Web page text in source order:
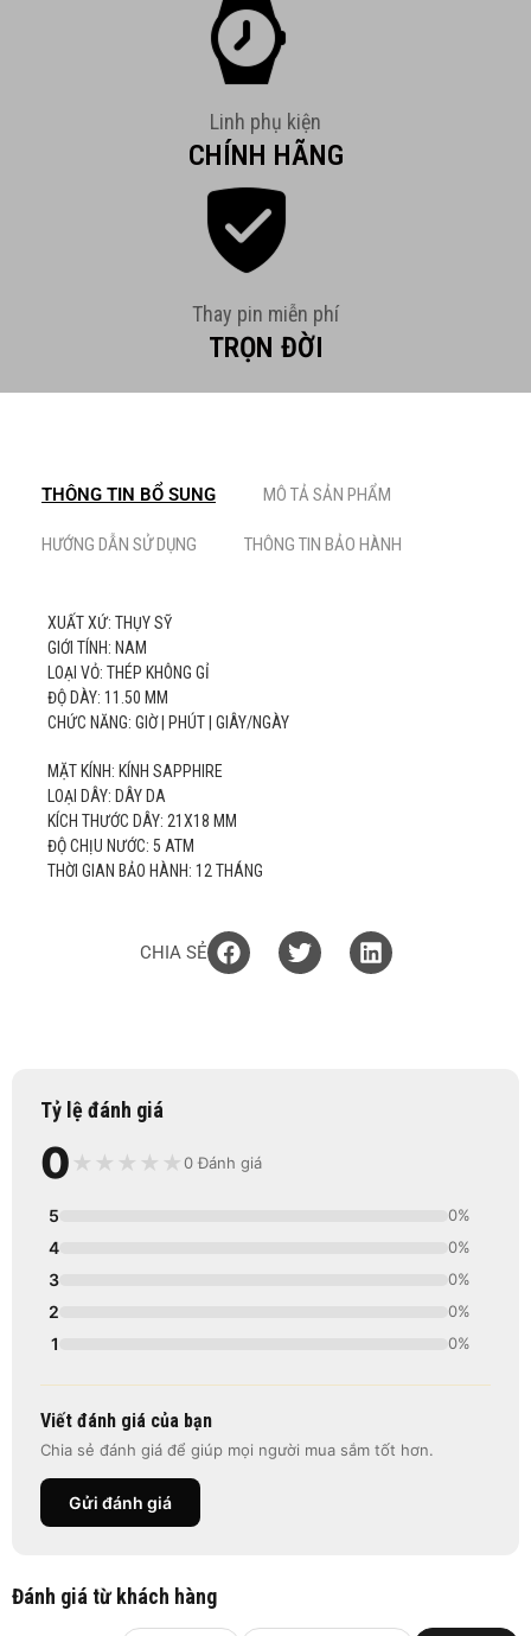
Linh phụ kiện
CHÍNH HÃNG
Thay pin miễn phí
TRỌN ĐỜI
THÔNG TIN BỔ SUNG MÔ TẢ SẢN PHẨM
HƯỚNG DẪN SỬ DỤNG THÔNG TIN BẢO HÀNH
XUẤT XỨ: THỤY SỸ
GIỚI TÍNH: NAM
LOẠI VỎ: THÉP KHÔNG GỈ
ĐỘ DÀY: 11.50 MM
CHỨC NĂNG: GIỜ | PHÚT | GIÂY/NGÀY
MẶT KÍNH: KÍNH SAPPHIRE
LOẠI DÂY: DÂY DA
KÍCH THƯỚC DÂY: 21X18 MM
ĐỘ CHỊU NƯỚC: 5 ATM
THỜI GIAN BẢO HÀNH: 12 THÁNG
CHIA SẺ
Tỷ lệ đánh giá
0 ★ ★ ★ ★ ★0 Đánh giá
5 0%
4 0%
3 0%
2 0%
1 0%
Viết đánh giá của bạn
Chia sẻ đánh giá để giúp mọi người mua sắm tốt hơn.
Gửi đánh giá
Đánh giá từ khách hàng